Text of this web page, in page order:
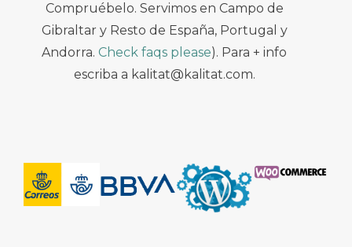
Compruébelo. Servimos en Campo de
Gibraltar y Resto de España, Portugal y
Andorra. Check faqs please). Para + info
escriba a kalitat@kalitat.com.